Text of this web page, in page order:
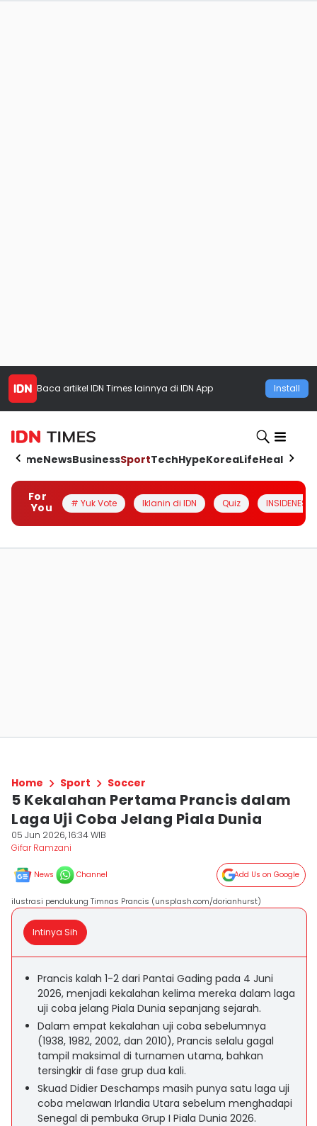
Baca artikel IDN Times lainnya di IDN App Install
HomeNewsBusinessSportTechHypeKoreaLifeHealth
For
You
# Yuk Vote Iklanin di IDN Quiz INSIDENESIA
Home Sport Soccer
5 Kekalahan Pertama Prancis dalam
Laga Uji Coba Jelang Piala Dunia
05 Jun 2026, 16:34 WIB
Gifar Ramzani
News Channel Add Us on Google
ilustrasi pendukung Timnas Prancis (unsplash.com/dorianhurst)
Intinya Sih
Prancis kalah 1-2 dari Pantai Gading pada 4 Juni
2026, menjadi kekalahan kelima mereka dalam laga
uji coba jelang Piala Dunia sepanjang sejarah.
Dalam empat kekalahan uji coba sebelumnya
(1938, 1982, 2002, dan 2010), Prancis selalu gagal
tampil maksimal di turnamen utama, bahkan
tersingkir di fase grup dua kali.
Skuad Didier Deschamps masih punya satu laga uji
coba melawan Irlandia Utara sebelum menghadapi
Senegal di pembuka Grup I Piala Dunia 2026.